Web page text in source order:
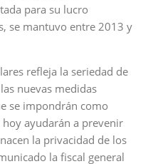
para su lucro
se mantuvo entre 2013 y
refleja la seriedad de
nuevas medidas
se impondrán como
ayudarán a prevenir
la privacidad de los
la fiscal general